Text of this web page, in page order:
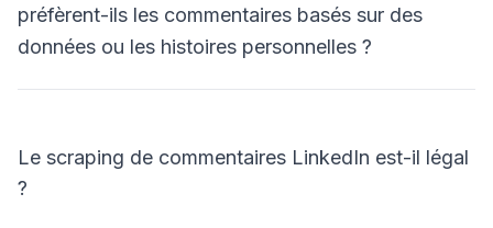
préfèrent-ils les commentaires basés sur des
données ou les histoires personnelles ?
Le scraping de commentaires LinkedIn est-il légal
?